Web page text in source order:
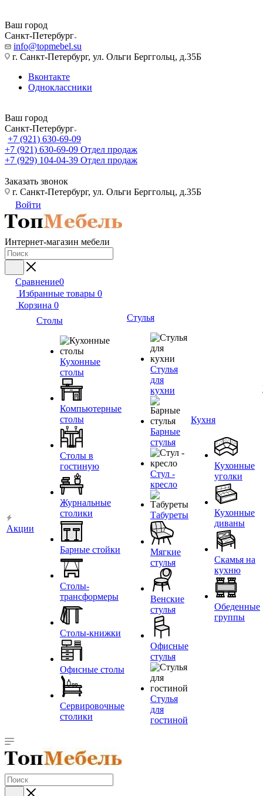
Ваш город
Санкт-Петербург
info@topmebel.su
г. Санкт-Петербург, ул. Ольги Берггольц, д.35Б
Вконтакте
Одноклассники
Ваш город
Санкт-Петербург
+7 (921) 630-69-09
+7 (921) 630-69-09 Отдел продаж
+7 (929) 104-04-39 Отдел продаж
Заказать звонок
г. Санкт-Петербург, ул. Ольги Берггольц, д.35Б
Войти
Интернет-магазин мебели
Сравнение0
Избранные товары 0
Корзина 0
Акции
Столы
Кухонные
столы
Компьютерные
столы
Столы в
гостиную
Журнальные
столики
Барные стойки
Столы-
трансформеры
Столы-книжки
Офисные столы
Сервировочные
столики
Стулья
Стулья
для
кухни
Барные
стулья
Стул -
кресло
Табуреты
Мягкие
стулья
Венские
стулья
Офисные
стулья
Стулья
для
гостиной
Кухня
Кухонные
уголки
Кухонные
диваны
Скамья на
кухню
Обеденные
группы